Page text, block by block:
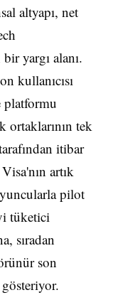
altyapı, net
yargı alanı.
kullanıcısı
platformu
ortaklarının tek
itibar
artık
pilot
tüketici
sıradan
son